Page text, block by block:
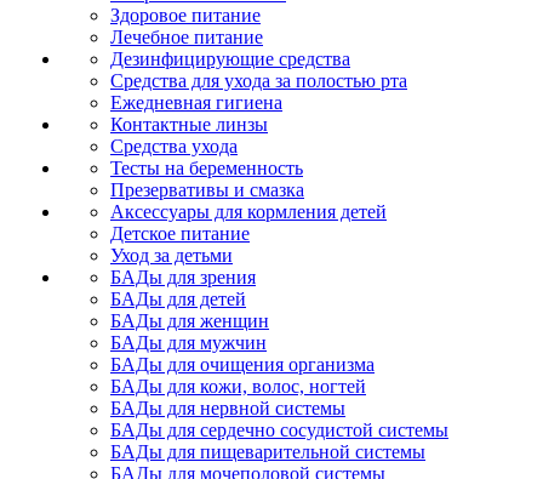
Здоровое питание
Лечебное питание
Дезинфицирующие средства
Средства для ухода за полостью рта
Ежедневная гигиена
Контактные линзы
Средства ухода
Тесты на беременность
Презервативы и смазка
Аксессуары для кормления детей
Детское питание
Уход за детьми
БАДы для зрения
БАДы для детей
БАДы для женщин
БАДы для мужчин
БАДы для очищения организма
БАДы для кожи, волос, ногтей
БАДы для нервной системы
БАДы для сердечно сосудистой системы
БАДы для пищеварительной системы
БАДы для мочеполовой системы